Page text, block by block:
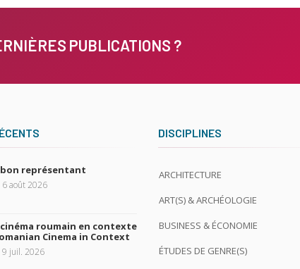
PUBLICATIONS ?
bon représentant
6 août 2026
cinéma roumain en contexte
Cinema in Context
9 juil. 2026
DISCIPLINES
ARCHITECTURE
ART(S) & ARCHÉOLOGIE
BUSINESS & ÉCONOMIE
ÉTUDES DE GENRE(S)